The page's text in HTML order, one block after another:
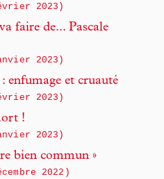
2023)
faire de... Pascale
2023)
enfumage et cruauté
2023)
!
2023)
bien commun »
2022)